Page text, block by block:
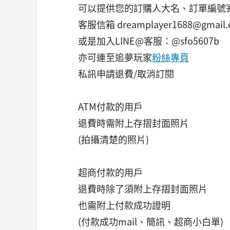
可以提供您的訂購人大名、訂單編號
客服信箱
或是加入LINE@客服：@sfo5607b
亦可連至追夢玩家粉絲專頁
私訊申請退費/取消訂閱
ATM付款的用戶
退費時需附上存摺封面照片
(拍攝清楚的照片)
超商付款的用戶
退費時除了須附上存摺封面照片
也需附上付款成功證明
(付款成功mail、簡訊、超商小白單)